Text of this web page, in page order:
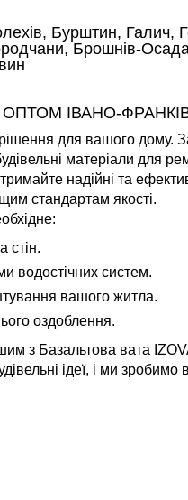
Бурштин,
Брошнів-
ОПТОМ ІВАНО-
для вашого дому.
матеріали для
надійні та
стандартам якості.
стін.
водостічних систем.
вашого житла.
оздоблення.
з Базальтова вата
ідеї, і ми